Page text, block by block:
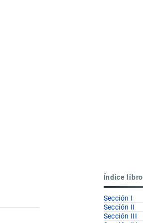
Índice libro
Sección I
Sección II
Sección III